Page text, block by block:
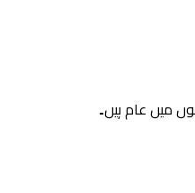
میں عام ہیں۔